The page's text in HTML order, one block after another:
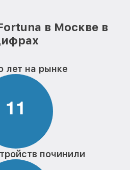
в Москве в
лет на рынке
11
починили